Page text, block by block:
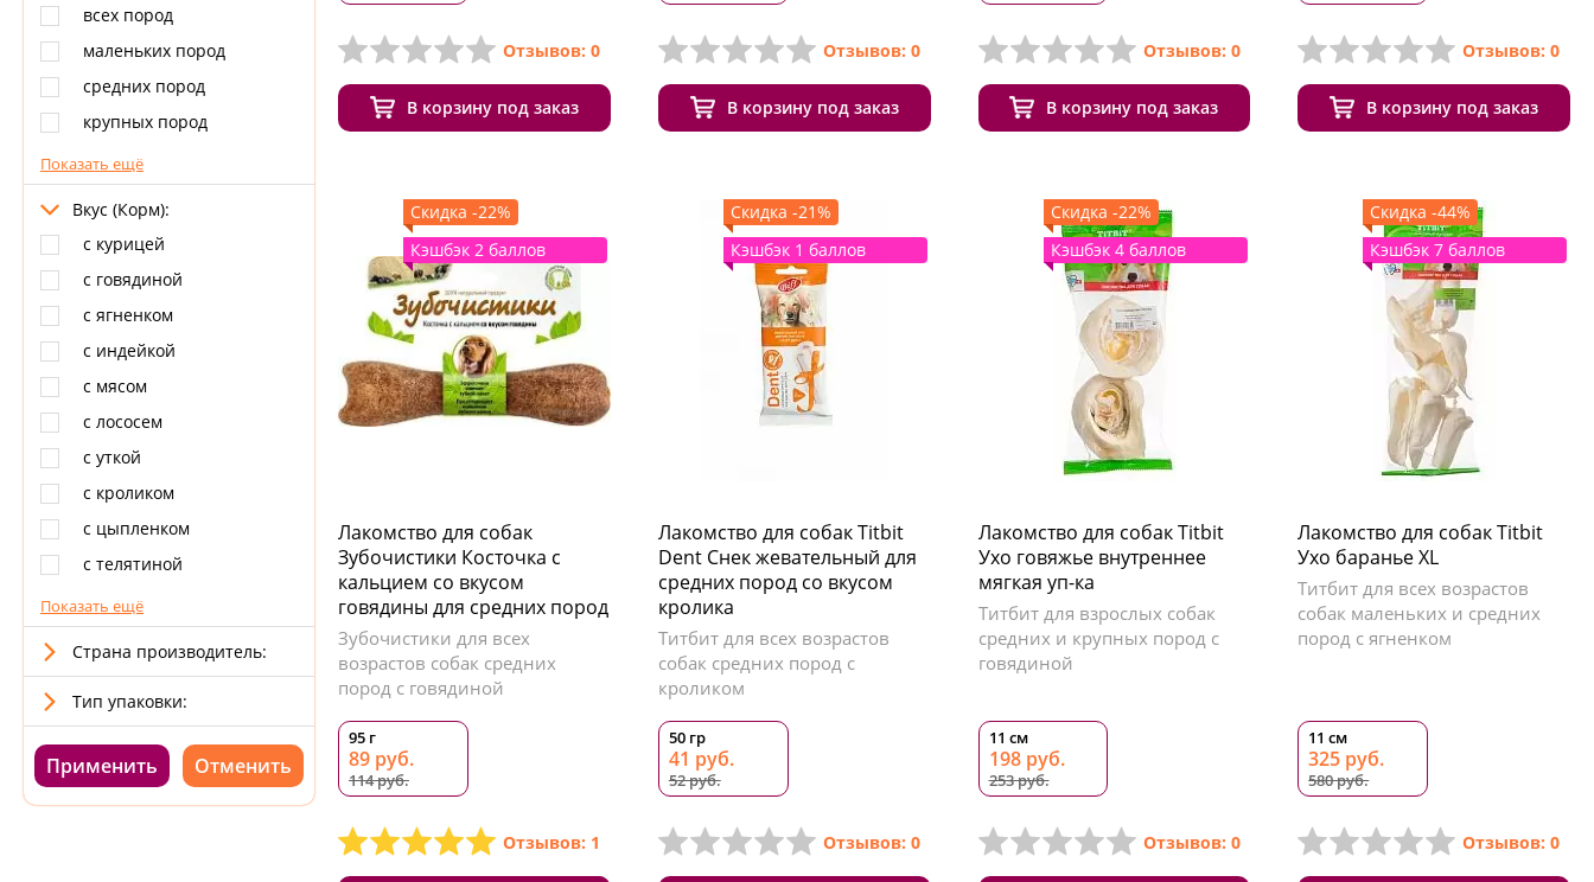
всех пород
маленьких пород
средних пород
крупных пород
Показать ещё
Вкус (Корм):
с курицей
с говядиной
с ягненком
с индейкой
с мясом
с лососем
с уткой
с кроликом
с цыпленком
с телятиной
Показать ещё
Страна производитель:
Тип упаковки:
Применить
Отзывов: 0
В корзину под заказ
Отзывов: 0
В корзину под заказ
Отзывов: 0
В корзину под заказ
Отзывов: 0
В корзину под заказ
Скидка -22%
Кэшбэк 2 баллов
Лакомство для собак
Зубочистики Косточка с
кальцием со вкусом
говядины для средних пород
Зубочистики для всех
возрастов собак средних
пород с говядиной
95 г
89 руб.
114 руб.
Отзывов: 1
Скидка -21%
Кэшбэк 1 баллов
Лакомство для собак Titbit
Dent Снек жевательный для
средних пород со вкусом
кролика
Титбит для всех возрастов
собак средних пород с
кроликом
50 гр
41 руб.
52 руб.
Отзывов: 0
Скидка -22%
Кэшбэк 4 баллов
Лакомство для собак Titbit
Ухо говяжье внутреннее
мягкая уп-ка
Титбит для взрослых собак
средних и крупных пород с
говядиной
11 см
198 руб.
253 руб.
Отзывов: 0
Скидка -44%
Кэшбэк 7 баллов
Лакомство для собак Titbit
Ухо баранье XL
Титбит для всех возрастов
собак маленьких и средних
пород с ягненком
11 см
325 руб.
580 руб.
Отзывов: 0